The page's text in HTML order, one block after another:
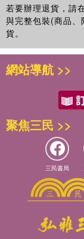
若要辦理退貨，請
與完整包裝(商品
貨。
網站導航 >>
聚焦三民 >>
三民書局